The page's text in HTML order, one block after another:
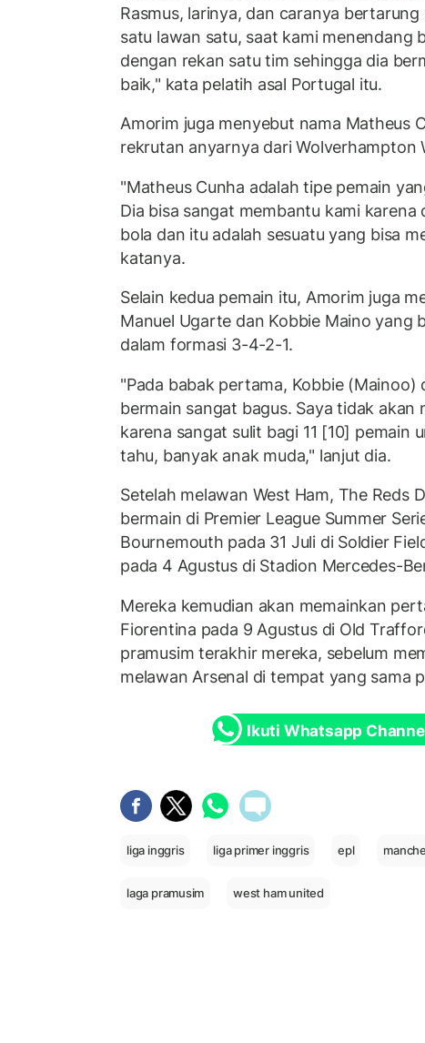
Rasmus, larinya, dan caranya
satu lawan satu, saat kami menendang
dengan rekan satu tim sehingga dia
baik," kata pelatih asal Portugal itu.
Amorim juga menyebut nama Matheus
rekrutan anyarnya dari Wolverhampton
"Matheus Cunha adalah tipe pemain
Dia bisa sangat membantu kami karena
bola dan itu adalah sesuatu yang bisa
katanya.
Selain kedua pemain itu, Amorim juga
Manuel Ugarte dan Kobbie Maino yang
dalam formasi 3-4-2-1.
"Pada babak pertama, Kobbie (Mainoo)
bermain sangat bagus. Saya tidak akan
karena sangat sulit bagi 11 [10] pemain
tahu, banyak anak muda," lanjut dia.
Setelah melawan West Ham, The Reds
bermain di Premier League Summer
Bournemouth pada 31 Juli di Soldier
pada 4 Agustus di Stadion Mercedes-
Mereka kemudian akan memainkan
Fiorentina pada 9 Agustus di Old
pramusim terakhir mereka, sebelum
melawan Arsenal di tempat yang sama
Ikuti Whatsapp
liga inggris liga primer inggris epl
laga pramusim west ham united